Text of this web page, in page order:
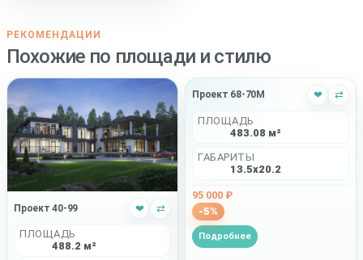
РЕКОМЕНДАЦИИ
Похожие по площади и стилю
Проект 40-99 ❤ ⇄
ПЛОЩАДЬ
488.2 м²
Проект 68-70M ❤ ⇄
ПЛОЩАДЬ
483.08 м²
ГАБАРИТЫ
13.5x20.2
95 000 ₽
-5%
Подробнее